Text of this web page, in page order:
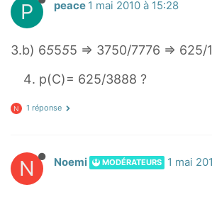
P peace 1 mai 2010 à 15:28
3.b) 65555 ⇒ 3750/7776 ⇒ 625/
p(C)= 625/3888 ?
N 1 réponse
N Noemi MODÉRATEURS 1 mai